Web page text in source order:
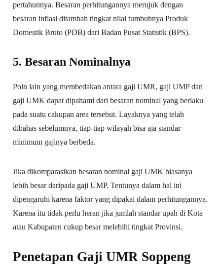
pertahunnya. Besaran perhitungannya merujuk dengan
besaran inflasi ditambah tingkat nilai tumbuhnya Produk
Domestik Bruto (PDB) dari Badan Pusat Statistik (BPS).
5. Besaran Nominalnya
Poin lain yang membedakan antara gaji UMR, gaji UMP dan
gaji UMK dapat dipahami dari besaran nominal yang berlaku
pada suatu cakupan area tersebut. Layaknya yang telah
dibahas sebelumnya, tiap-tiap wilayah bisa aja standar
minimum gajinya berbeda.
Jika dikomparasikan besaran nominal gaji UMK biasanya
lebih besar daripada gaji UMP. Tentunya dalam hal ini
dipengaruhi karena faktor yang dipakai dalam perhitungannya.
Karena itu tidak perlu heran jika jumlah standar upah di Kota
atau Kabupaten cukup besar melebihi tingkat Provinsi.
Penetapan Gaji UMR Soppeng